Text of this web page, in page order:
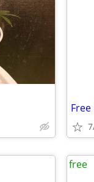
Free
free